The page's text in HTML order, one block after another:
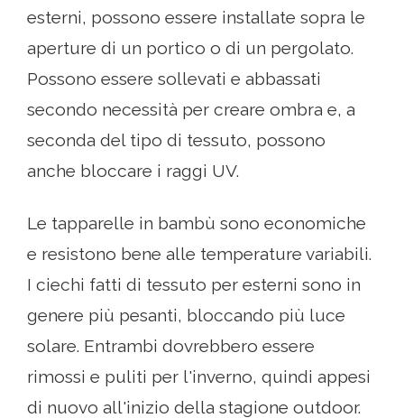
esterni, possono essere installate sopra le
aperture di un portico o di un pergolato.
Possono essere sollevati e abbassati
secondo necessità per creare ombra e, a
seconda del tipo di tessuto, possono
anche bloccare i raggi UV.
Le tapparelle in bambù sono economiche
e resistono bene alle temperature variabili.
I ciechi fatti di tessuto per esterni sono in
genere più pesanti, bloccando più luce
solare. Entrambi dovrebbero essere
rimossi e puliti per l'inverno, quindi appesi
di nuovo all'inizio della stagione outdoor.